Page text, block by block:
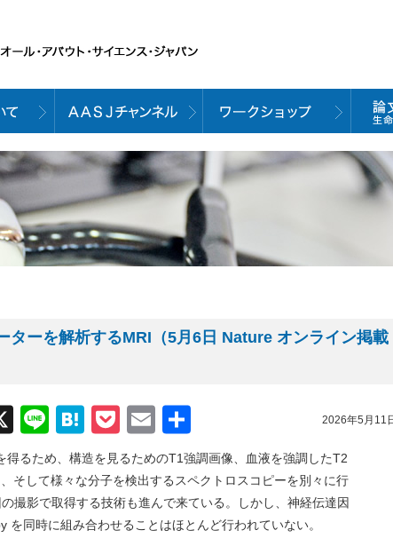
ーを解析するMRI（5月6日 Nature オンライン掲載
2026年5月11
X LineHatena
Pocket
Email
有
得るため、構造を見るためのT1強調画像、血液を強調したT2
そして様々な分子を検出するスペクトロスコピーを別々に行
撮影で取得する技術も進んで来ている。しかし、神経伝達因
同時に組み合わせることはほとんど行われていない。